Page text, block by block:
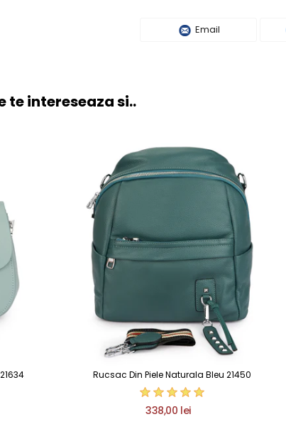
Email
te intereseaza si..
Rucsac Din Piele Naturala Bleu 21450
338,00 lei